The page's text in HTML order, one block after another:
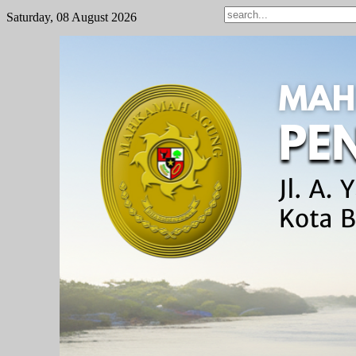
Saturday, 08 August 2026
REVIEW
NOMOR